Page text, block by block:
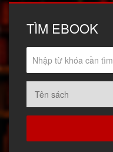
TÌM EBOOK